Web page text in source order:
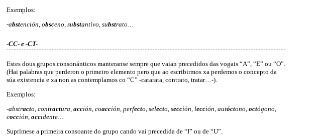
Exemplos:
-abstención, obsceno, substantivo, substrato…
-CC- e -CT-
Estes dous grupos consonánticos manteranse sempre que vaian precedidos das vogais “A”, “E” ou “O”.
(Hai palabras que perderon o primeiro elemento pero que ao escribirmos xa perdemos o concepto da
súa existencia e xa non as contemplamos co “C” -catarata, contrato, tratar…-).
Exemplos:
-abstracto, contractura, acción, coacción, perfecto, selecto, sección, lección, autóctono, octógono,
cocción, occidente…
Suprímese a primeira consoante do grupo cando vai precedida de “I” ou de “U”.